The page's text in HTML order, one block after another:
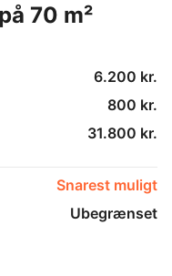
70 m²
6.200 kr.
800 kr.
31.800 kr.
Snarest muligt
Ubegrænset